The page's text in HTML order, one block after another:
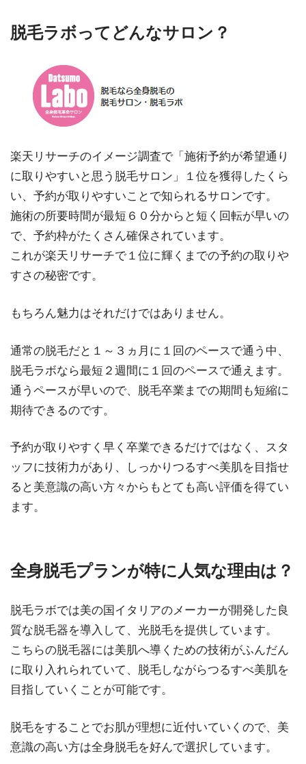
脱毛ラボってどんなサロン？
楽天リサーチのイメージ調査で「施術予約が希望通り
に取りやすいと思う脱毛サロン」１位を獲得したくら
い、予約が取りやすいことで知られるサロンです。
施術の所要時間が最短６０分からと短く回転が早いの
で、予約枠がたくさん確保されています。
これが楽天リサーチで１位に輝くまでの予約の取りや
すさの秘密です。
もちろん魅力はそれだけではありません。
通常の脱毛だと１～３ヵ月に１回のペースで通う中、
脱毛ラボなら最短２週間に１回のペースで通えます。
通うペースが早いので、脱毛卒業までの期間も短縮に
期待できるのです。
予約が取りやすく早く卒業できるだけではなく、スタ
ッフに技術力があり、しっかりつるすべ美肌を目指せ
ると美意識の高い方々からもとても高い評価を得てい
ます。
全身脱毛プランが特に人気な理由は？
脱毛ラボでは美の国イタリアのメーカーが開発した良
質な脱毛器を導入して、光脱毛を提供しています。
こちらの脱毛器には美肌へ導くための技術がふんだん
に取り入れられていて、脱毛しながらつるすべ美肌を
目指していくことが可能です。
脱毛をすることでお肌が理想に近付いていくので、美
意識の高い方は全身脱毛を好んで選択しています。